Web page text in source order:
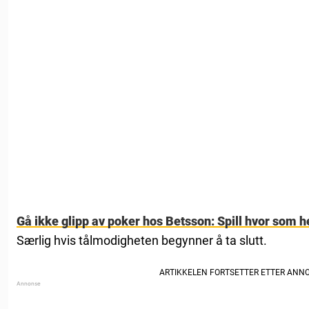
Gå ikke glipp av poker hos Betsson: Spill hvor som
Særlig hvis tålmodigheten begynner å ta slutt.